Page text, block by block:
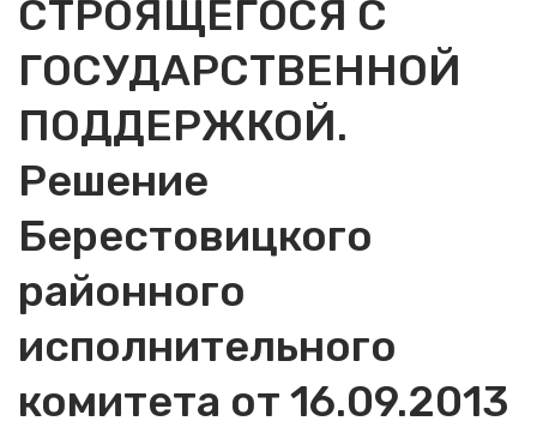
СТРОЯЩЕГОСЯ С
ГОСУДАРСТВЕННОЙ
ПОДДЕРЖКОЙ.
Решение
Берестовицкого
районного
исполнительного
комитета от 16.09.2013